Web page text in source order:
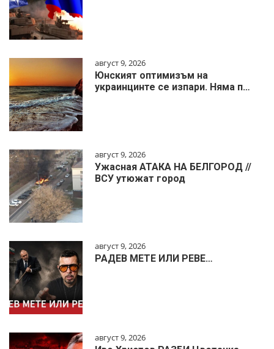
август 9, 2026
Юнският оптимизъм на
украинцинте се изпари. Няма п…
август 9, 2026
Ужасная АТАКА НА БЕЛГОРОД //
ВСУ утюжат город
август 9, 2026
РАДЕВ МЕТЕ ИЛИ РЕВЕ…
август 9, 2026